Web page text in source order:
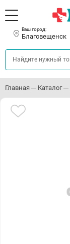
Ваш город:
Благовещенск
Главная Каталог